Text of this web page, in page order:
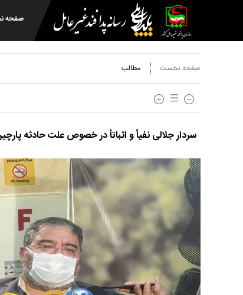
صفحه
صفحه نخست مطالب
سردار جلالی نفیأ و اثباتأ در خصوص علت حادثه